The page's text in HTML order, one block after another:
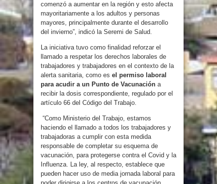
comenzó a aumentar en la región y esto afecta
mayoritariamente a los adultos y personas
mayores, principalmente durante el desarrollo
del invierno”, indicó la Seremi de Salud.
La iniciativa tuvo como finalidad reforzar el
llamado a respetar los derechos laborales de
trabajadores y trabajadores en el contexto de la
alerta sanitaria, como es el permiso laboral
para acudir a un Punto de Vacunación a
recibir la dosis correspondiente, regulado por el
artículo 66 del Código del Trabajo.
“Como Ministerio del Trabajo, estamos
haciendo el llamado a todos los trabajadores y
trabajadoras a cumplir con esta medida
responsable de completar su esquema de
vacunación, para protegerse contra el Covid y la
Influenza. La ley, al respecto, establece que
pueden hacer uso de media jornada laboral para